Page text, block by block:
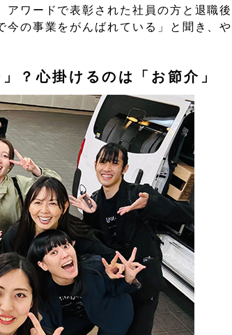
ワードで表彰された社員の方と退職
の事業をがんばれている」と聞き、
？心掛けるのは「お節介」